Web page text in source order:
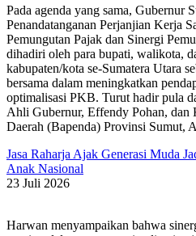
Pada agenda yang sama, Gubernur
Penandatanganan Perjanjian Kerja
Pemungutan Pajak dan Sinergi
dihadiri oleh para bupati, walikota,
kabupaten/kota se-Sumatera Utara
bersama dalam meningkatkan
optimalisasi PKB. Turut hadir pula
Ahli Gubernur, Effendy Pohan, dan
Daerah (Bapenda) Provinsi Sumut,
Jasa Raharja Ajak Generasi Muda
Anak Nasional
23 Juli 2026
Harwan menyampaikan bahwa